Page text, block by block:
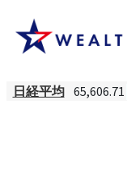
日経平均 65,606.71